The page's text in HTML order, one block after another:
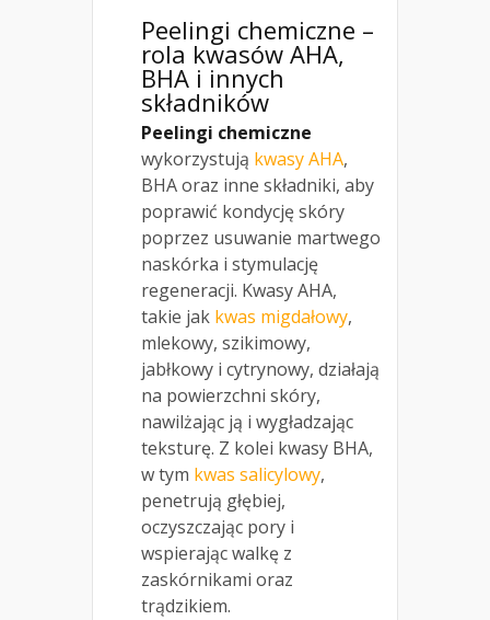
Peelingi chemiczne –
rola kwasów AHA,
BHA i innych
składników
Peelingi chemiczne
wykorzystują kwasy AHA,
BHA oraz inne składniki, aby
poprawić kondycję skóry
poprzez usuwanie martwego
naskórka i stymulację
regeneracji. Kwasy AHA,
takie jak kwas migdałowy,
mlekowy, szikimowy,
jabłkowy i cytrynowy, działają
na powierzchni skóry,
nawilżając ją i wygładzając
teksturę. Z kolei kwasy BHA,
w tym kwas salicylowy,
penetrują głębiej,
oczyszczając pory i
wspierając walkę z
zaskórnikami oraz
trądzikiem.